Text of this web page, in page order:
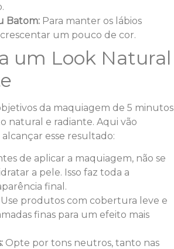
Batom: Para manter os lábios
um pouco de cor.
um Look Natural
da maquiagem de 5 minutos
natural e radiante. Aqui vão
esse resultado:
de aplicar a maquiagem, não se
a pele. Isso faz toda a
final.
Use produtos com cobertura leve e
finas para um efeito mais
Opte por tons neutros, tanto nas